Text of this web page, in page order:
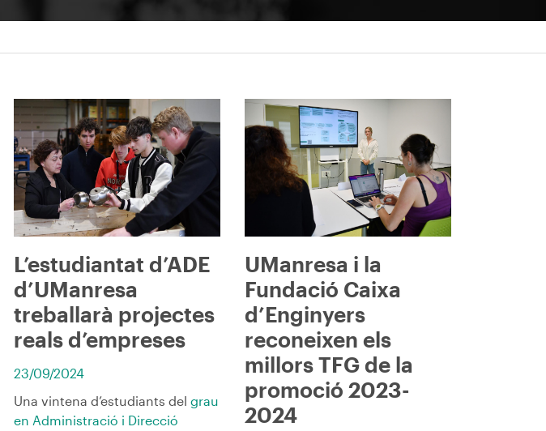
Imagen
L’estudiantat d’ADE
d’UManresa
treballarà projectes
reals d’empreses
23/09/2024
Una vintena d’estudiants del grau
en Administració i Direcció
Imagen
UManresa i la
Fundació Caixa
d’Enginyers
reconeixen els
millors TFG de la
promoció 2023-
2024